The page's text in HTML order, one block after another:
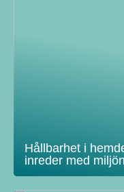
Hållbarhet i
inreder med